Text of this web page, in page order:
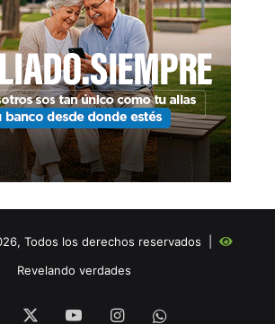
Todos los derechos reservados |
Revelando verdades
Facebook YouTubeInstagram